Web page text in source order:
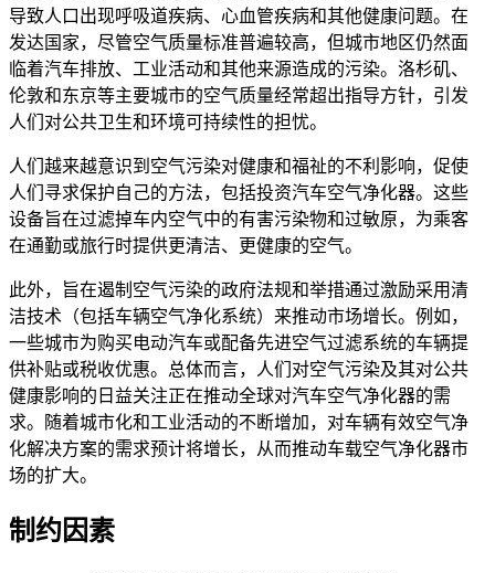
导致人口出现呼吸道疾病、心血管疾病和其他健康问题。在
发达国家，尽管空气质量标准普遍较高，但城市地区仍然面
临着汽车排放、工业活动和其他来源造成的污染。洛杉矶、
伦敦和东京等主要城市的空气质量经常超出指导方针，引发
人们对公共卫生和环境可持续性的担忧。
人们越来越意识到空气污染对健康和福祉的不利影响，促使
人们寻求保护自己的方法，包括投资汽车空气净化器。这些
设备旨在过滤掉车内空气中的有害污染物和过敏原，为乘客
在通勤或旅行时提供更清洁、更健康的空气。
此外，旨在遏制空气污染的政府法规和举措通过激励采用清
洁技术（包括车辆空气净化系统）来推动市场增长。例如，
一些城市为购买电动汽车或配备先进空气过滤系统的车辆提
供补贴或税收优惠。总体而言，人们对空气污染及其对公共
健康影响的日益关注正在推动全球对汽车空气净化器的需
求。随着城市化和工业活动的不断增加，对车辆有效空气净
化解决方案的需求预计将增长，从而推动车载空气净化器市
场的扩大。
制约因素